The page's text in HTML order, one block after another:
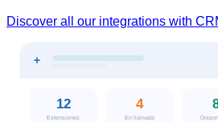
Discover all our integrations with
12
Extensiones
4
En llamada